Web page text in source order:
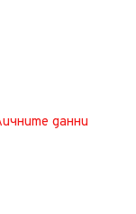
данни